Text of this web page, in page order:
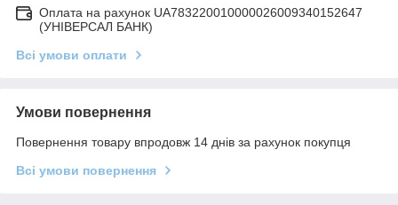
Оплата на рахунок UA783220010000026009340152647
(УНІВЕРСАЛ БАНК)
Всі умови оплати
Умови повернення
Повернення товару впродовж 14 днів за рахунок покупця
Всі умови повернення